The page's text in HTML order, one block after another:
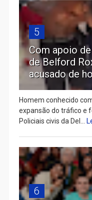
5
Com apoio
de Belford
acusado de
Homem conhecido
expansão do tráfico e
Policiais civis da Del...
6